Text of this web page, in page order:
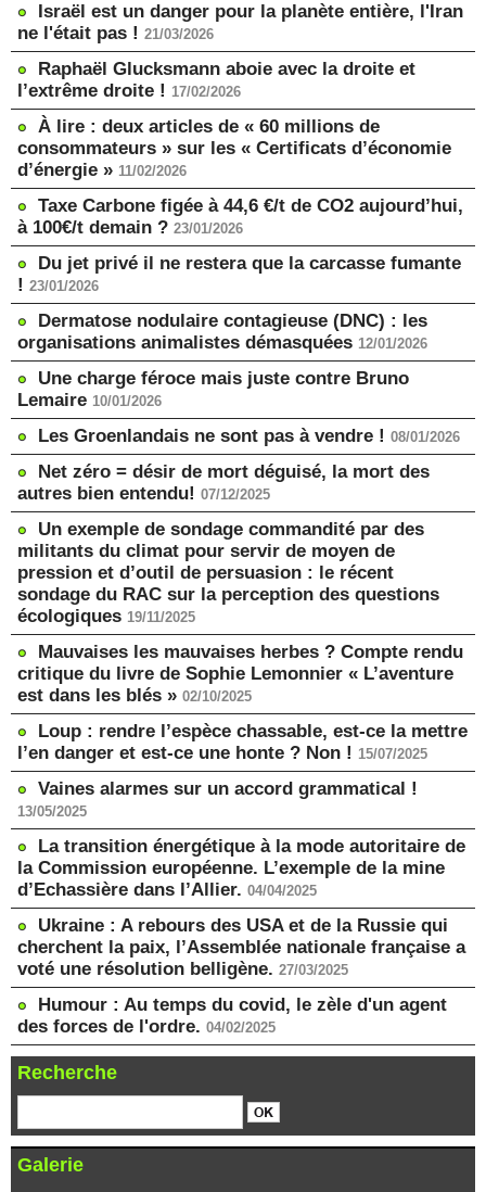
Israël est un danger pour la planète entière, l'Iran
ne l'était pas ! 21/03/2026
Raphaël Glucksmann aboie avec la droite et
l’extrême droite ! 17/02/2026
À lire : deux articles de « 60 millions de
consommateurs » sur les « Certificats d’économie
d’énergie » 11/02/2026
Taxe Carbone figée à 44,6 €/t de CO2 aujourd’hui,
à 100€/t demain ? 23/01/2026
Du jet privé il ne restera que la carcasse fumante
! 23/01/2026
Dermatose nodulaire contagieuse (DNC) : les
organisations animalistes démasquées 12/01/2026
Une charge féroce mais juste contre Bruno
Lemaire 10/01/2026
Les Groenlandais ne sont pas à vendre ! 08/01/2026
Net zéro = désir de mort déguisé, la mort des
autres bien entendu! 07/12/2025
Un exemple de sondage commandité par des
militants du climat pour servir de moyen de
pression et d’outil de persuasion : le récent
sondage du RAC sur la perception des questions
écologiques 19/11/2025
Mauvaises les mauvaises herbes ? Compte rendu
critique du livre de Sophie Lemonnier « L’aventure
est dans les blés » 02/10/2025
Loup : rendre l’espèce chassable, est-ce la mettre
l’en danger et est-ce une honte ? Non ! 15/07/2025
Vaines alarmes sur un accord grammatical !
13/05/2025
La transition énergétique à la mode autoritaire de
la Commission européenne. L’exemple de la mine
d’Echassière dans l’Allier. 04/04/2025
Ukraine : A rebours des USA et de la Russie qui
cherchent la paix, l’Assemblée nationale française a
voté une résolution belligène. 27/03/2025
Humour : Au temps du covid, le zèle d'un agent
des forces de l'ordre. 04/02/2025
Recherche
Galerie